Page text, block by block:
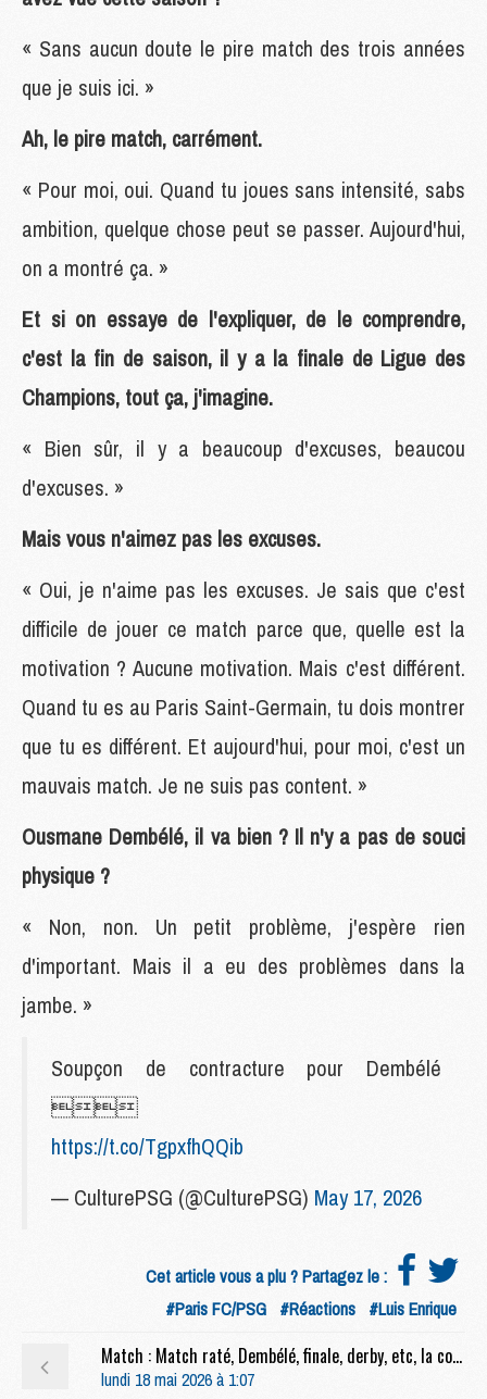
« Sans aucun doute le pire match des trois années
que je suis ici. »
Ah, le pire match, carrément.
« Pour moi, oui. Quand tu joues sans intensité, sabs
ambition, quelque chose peut se passer. Aujourd'hui,
on a montré ça. »
Et si on essaye de l'expliquer, de le comprendre,
c'est la fin de saison, il y a la finale de Ligue des
Champions, tout ça, j'imagine.
« Bien sûr, il y a beaucoup d'excuses, beaucou
d'excuses. »
Mais vous n'aimez pas les excuses.
« Oui, je n'aime pas les excuses. Je sais que c'est
difficile de jouer ce match parce que, quelle est la
motivation ? Aucune motivation. Mais c'est différent.
Quand tu es au Paris Saint-Germain, tu dois montrer
que tu es différent. Et aujourd'hui, pour moi, c'est un
mauvais match. Je ne suis pas content. »
Ousmane Dembélé, il va bien ? Il n'y a pas de souci
physique ?
« Non, non. Un petit problème, j'espère rien
d'important. Mais il a eu des problèmes dans la
jambe. »
Soupçon de contracture pour Dembélé

https://t.co/TgpxfhQQib
— CulturePSG (@CulturePSG) May 17, 2026
Cet article vous a plu ? Partagez le :
#Paris FC/PSG #Réactions #Luis Enrique
Match : Match raté, Dembélé, finale, derby, etc, la conf' complète de Luis Enrique après Paris FC/PSG (2-1)
lundi 18 mai 2026 à 1:07